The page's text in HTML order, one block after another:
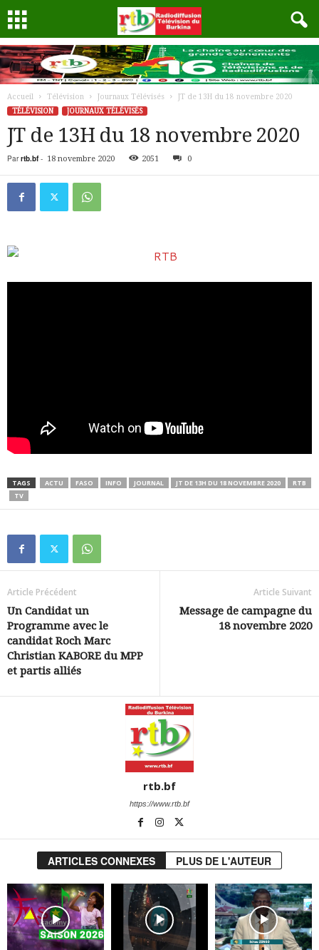
Accueil Télévision Journaux Télévisés
JT de 13H du 18 novembre 2020
TÉLÉVISION
JOURNAUX TÉLÉVISÉS
JT de 13H du 18 novembre 2020
Par rtb.bf- 18 novembre 2020 2051 0
TAGS ACTU FASO INFO JOURNAL JT DE 13H DU 18 NOVEMBRE 2020
RTB
TV
Article Précédent
Un Candidat un
Programme avec le
candidat Roch Marc
Christian KABORE du MPP
et partis alliés
Article Suivant
Message de campagne du
18 novembre 2020
rtb.bf
https://www.rtb.bf
ARTICLES CONNEXES PLUS DE L'AUTEUR